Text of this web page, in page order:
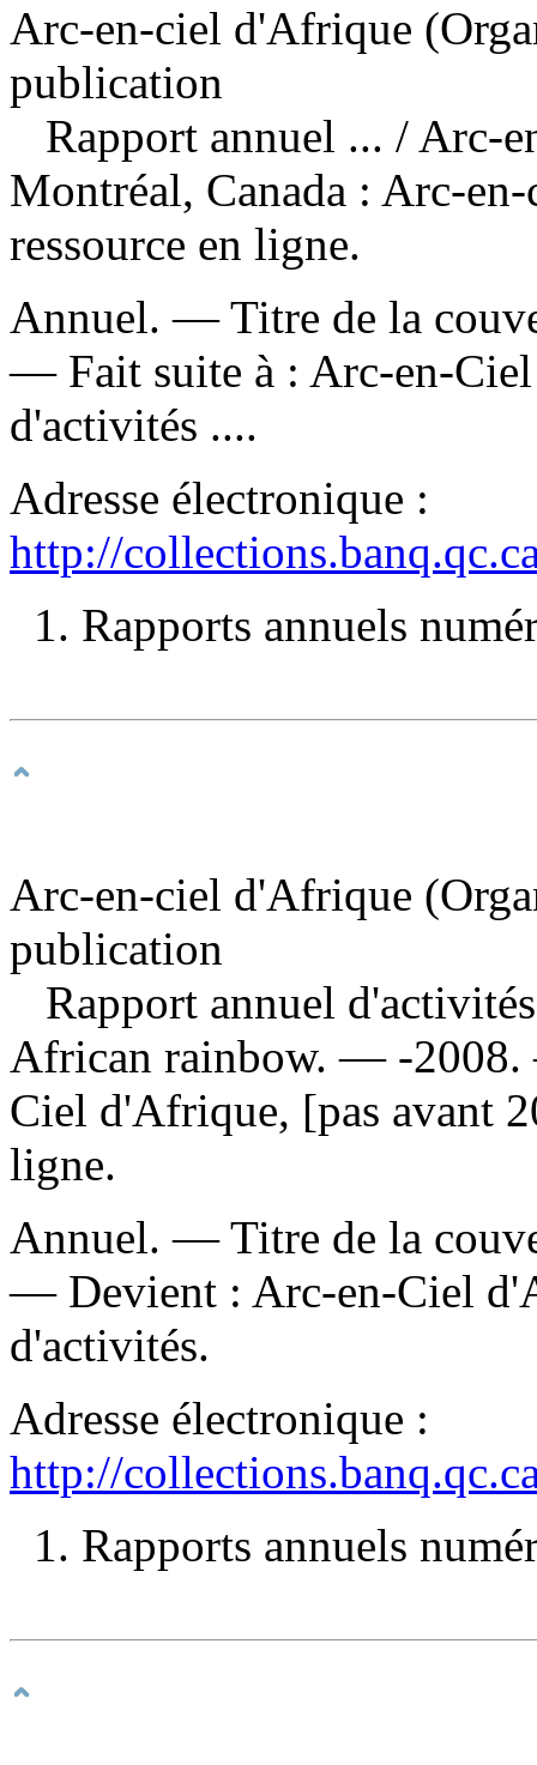
Arc-en-ciel d'Afrique
publication
Rapport annuel ... / Arc-
Montréal, Canada : Arc-
ressource en ligne.
Annuel. — Titre de la
— Fait suite à : Arc-en-
d'activités ....
Adresse électronique :
http://
1. Rapports annuels
Arc-en-ciel d'Afrique
publication
Rapport annuel
African rainbow. — -
Ciel d'Afrique, [pas avant
ligne.
Annuel. — Titre de la
— Devient : Arc-en-Ciel
d'activités.
Adresse électronique :
http://
1. Rapports annuels